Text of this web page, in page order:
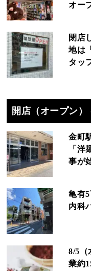
オー
閉店
地は
タッ
開店（オープン）
金町
「
事が
亀有
内科
8/5（
業約